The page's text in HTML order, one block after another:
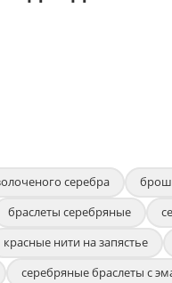
серебра
браслеты серебряные
красные нити на запястье
серебряные браслеты с